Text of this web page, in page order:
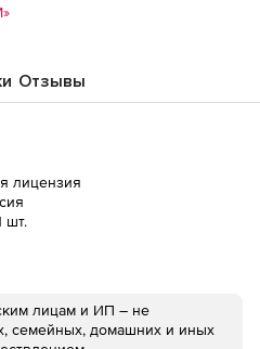
Отзывы
лицензия
шт.
лицам и ИП – не
семейных, домашних и иных